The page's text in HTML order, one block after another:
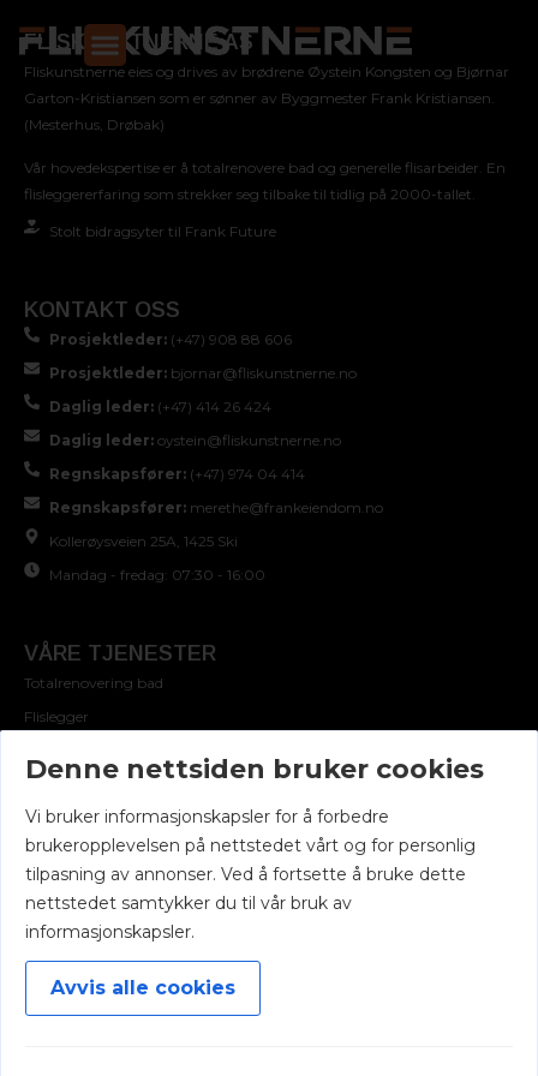
FLISKUNSTNERNE AS
Fliskunstnerne eies og drives av brødrene Øystein Kongsten og Bjørnar
Garton-Kristiansen som er sønner av Byggmester Frank Kristiansen.
(Mesterhus, Drøbak)
Vår hovedekspertise er å totalrenovere bad og generelle flisarbeider. En
flisleggererfaring som strekker seg tilbake til tidlig på 2000-tallet.
Stolt bidragsyter til Frank Future
KONTAKT OSS
Prosjektleder: (+47) 908 88 606
Prosjektleder: bjornar@fliskunstnerne.no
Daglig leder: (+47) 414 26 424
Daglig leder: oystein@fliskunstnerne.no
Regnskapsfører: (+47) 974 04 414
Regnskapsfører: merethe@frankeiendom.no
Kollerøysveien 25A, 1425 Ski
Mandag - fredag: 07:30 - 16:00
VÅRE TJENESTER
Totalrenovering bad
Flislegger
Hjem
Partnere
Veldedighet
Om oss
Denne nettsiden bruker cookies
Vi bruker informasjonskapsler for å forbedre
brukeropplevelsen på nettstedet vårt og for personlig
tilpasning av annonser. Ved å fortsette å bruke dette
nettstedet samtykker du til vår bruk av
informasjonskapsler.
Avvis alle cookies